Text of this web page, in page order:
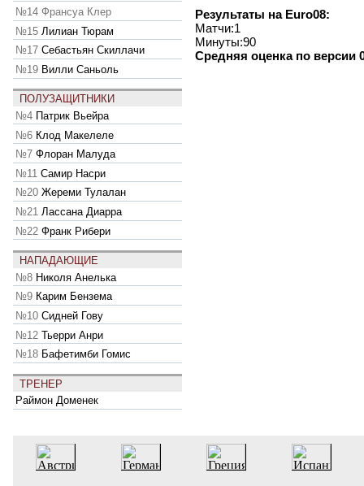
№14 Франсуа Клер
№15 Лилиан Тюрам
№17 Себастьян Скиллачи
№19 Вилли Саньоль
ПОЛУЗАЩИТНИКИ
№4 Патрик Вьейра
№6 Клод Макелеле
№7 Флоран Малуда
№11 Самир Насри
№20 Жереми Тулалан
№21 Лассана Диарра
№22 Франк Рибери
НАПАДАЮЩИЕ
№8 Николя Анелька
№9 Карим Бензема
№10 Сидней Гову
№12 Тьерри Анри
№18 Бафетимби Гомис
ТРЕНЕР
Раймон Доменек
Результаты на Euro08:
Матчи:1
Минуты:90
Средняя оценка по версии